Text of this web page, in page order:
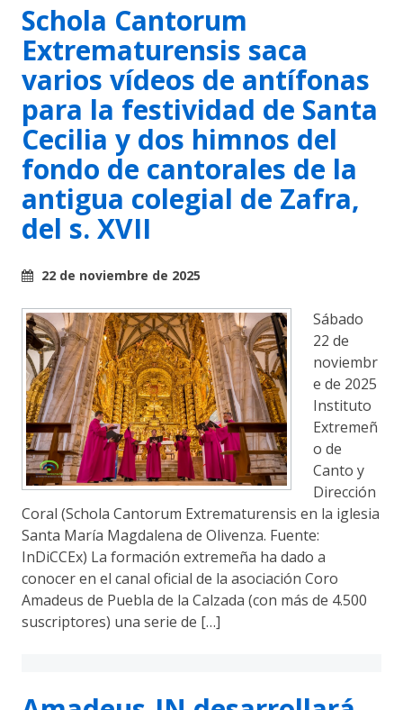
Schola Cantorum
Extrematurensis saca
varios vídeos de antífonas
para la festividad de Santa
Cecilia y dos himnos del
fondo de cantorales de la
antigua colegial de Zafra,
del s. XVII
22 de noviembre de 2025
Sábado
22 de
noviembr
e de 2025
Instituto
Extremeñ
o de
Canto y
Dirección
Coral (Schola Cantorum Extrematurensis en la iglesia
Santa María Magdalena de Olivenza. Fuente:
InDiCCEx) La formación extremeña ha dado a
conocer en el canal oficial de la asociación Coro
Amadeus de Puebla de la Calzada (con más de 4.500
suscriptores) una serie de […]